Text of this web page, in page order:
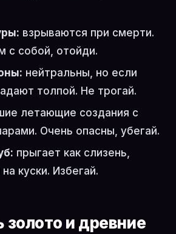
взрываются при смерти.
с собой, отойди.
нейтральны, но если
толпой. Не трогай.
летающие создания с
Очень опасны, убегай.
прыгает как слизень,
куски. Избегай.
золото и древние